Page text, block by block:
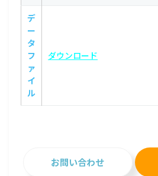
デ
ー
タ
フ
ァ
イ
ル
ダウンロード
お問い合わせ